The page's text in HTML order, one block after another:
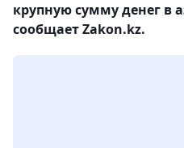
крупную сумму денег в
сообщает Zakon.kz.